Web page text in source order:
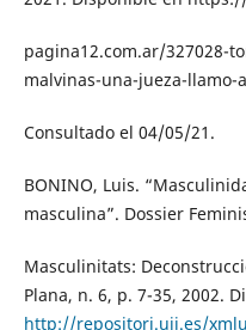
pagina12.com.ar/327028-
malvinas-una-jueza-llamo-
Consultado el 04/05/21.
BONINO, Luis.
masculina”. Dossier
Masculinitats:
Plana, n. 6, p. 7-35, 2002.
http://repositori.uji.es/